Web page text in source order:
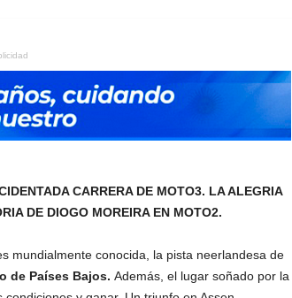
CARRERA DE MOTO3. LA ALEGRIA
DE DIOGO MOREIRA EN MOTO2.
mundialmente conocida, la pista neerlandesa de
de Países Bajos. Además, el lugar soñado por la